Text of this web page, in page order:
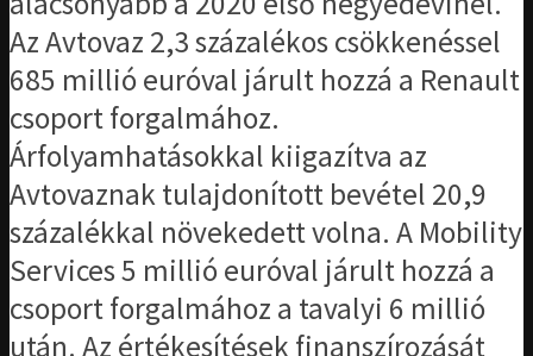
Az Avtovaz 2,3 százalékos csökkenéssel
685 millió euróval járult hozzá a Renault
csoport forgalmához.
Árfolyamhatásokkal kiigazítva az
Avtovaznak tulajdonított bevétel 20,9
százalékkal növekedett volna. A Mobility
Services 5 millió euróval járult hozzá a
csoport forgalmához a tavalyi 6 millió
után. Az értékesítések finanszírozását